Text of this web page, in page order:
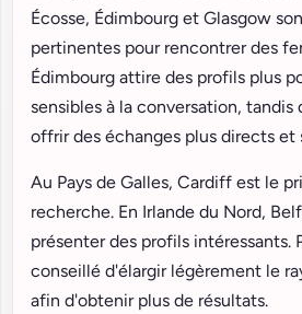
Écosse, Édimbourg et Glasgow
pertinentes pour rencontrer des
Édimbourg attire des profils plus
sensibles à la conversation, tandis
offrir des échanges plus directs et
Au Pays de Galles, Cardiff est le
recherche. En Irlande du Nord,
présenter des profils intéressants.
conseillé d'élargir légèrement le
afin d'obtenir plus de résultats.